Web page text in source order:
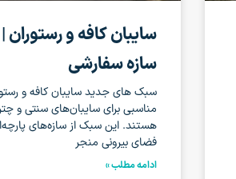
سایبان کافه و رستوران
سازه سفارشی
سبک‌ های جدید سایبان‌ کافه و
مناسبی برای سایبان‌های سنتی و
هستند. این سبک از سازه‌های
فضای بیرونی منجر
ادامه مطلب »